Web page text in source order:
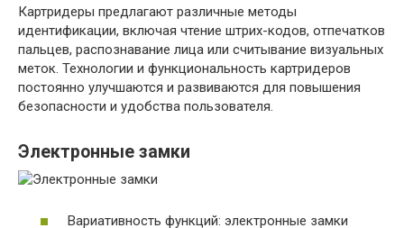
Картридеры предлагают различные методы
идентификации, включая чтение штрих-кодов, отпечатков
пальцев, распознавание лица или считывание визуальных
меток. Технологии и функциональность картридеров
постоянно улучшаются и развиваются для повышения
безопасности и удобства пользователя.
Электронные замки
Вариативность функций: электронные замки